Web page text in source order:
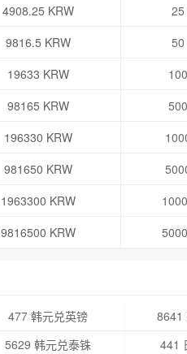
4908.25 KRW 25
9816.5 KRW 50
19633 KRW
98165 KRW
196330 KRW
981650 KRW
1963300 KRW
9816500 KRW
477 韩元兑英镑 8641
5629 韩元兑泰铢 441